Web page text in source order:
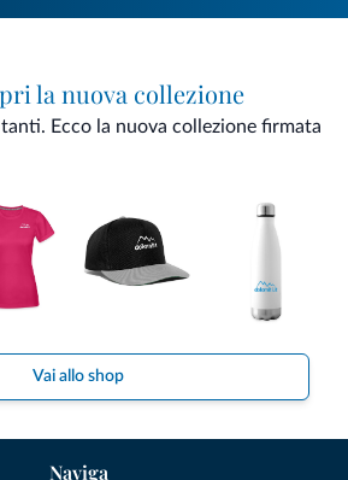
la nuova collezione
Ecco la nuova collezione firmata
Vai allo shop
Naviga